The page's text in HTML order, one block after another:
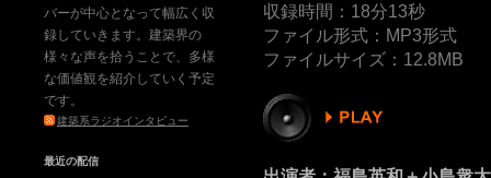
収録時間：18分13秒
ファイル形式：MP3形式
ファイルサイズ：12.8MB
バーが中心となって幅広く収
録していきます。建築界の
様々な声を拾うことで、多様
な価値観を紹介していく予定
です。
建築系ラジオインタビュー
最近の配信